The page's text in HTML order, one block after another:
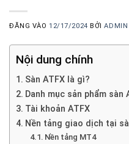
ĐĂNG VÀO12/17/2024 BỞIADMIN
Nội dung chính
Sàn ATFX là gì?
Danh mục sản phẩm sàn
Tài khoản ATFX
Nền tảng giao dịch tại
Nền tảng MT4